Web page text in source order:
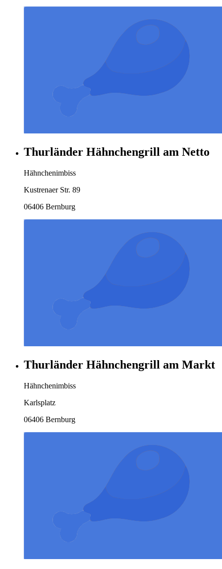
Thurländer Hähnchengrill am Netto
Hähnchenimbiss
Kustrenaer Str. 89
06406 Bernburg
Thurländer Hähnchengrill am Markt
Hähnchenimbiss
Karlsplatz
06406 Bernburg